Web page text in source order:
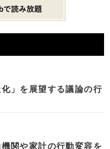
」を展望する議論の行
関や家計の行動変容を